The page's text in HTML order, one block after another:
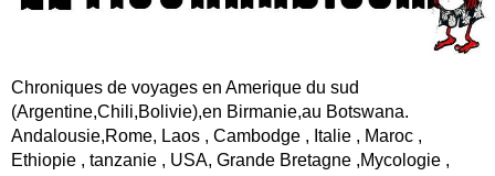
Chroniques de voyages en Amerique du sud
(Argentine,Chili,Bolivie),en Birmanie,au Botswana.
Andalousie,Rome, Laos , Cambodge , Italie , Maroc ,
Ethiopie , tanzanie , USA, Grande Bretagne ,Mycologie ,